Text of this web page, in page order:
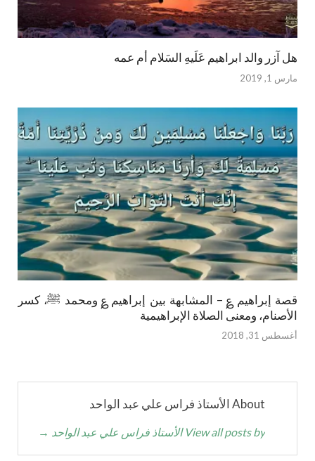
هل آزر والد ابراهيم عَلَيهِ السَلام أم عمه
مارس 1, 2019
قصة إبراهيم ؏ – المشابهة بين إبراهيم ؏ ومحمد ﷺ، كسر
الأصنام، ومعنى الصلاة الإبراهيمية
أغسطس 31, 2018
About الأستاذ فراس علي عبد الواحد
View all posts by الأستاذ فراس علي عبد الواحد →